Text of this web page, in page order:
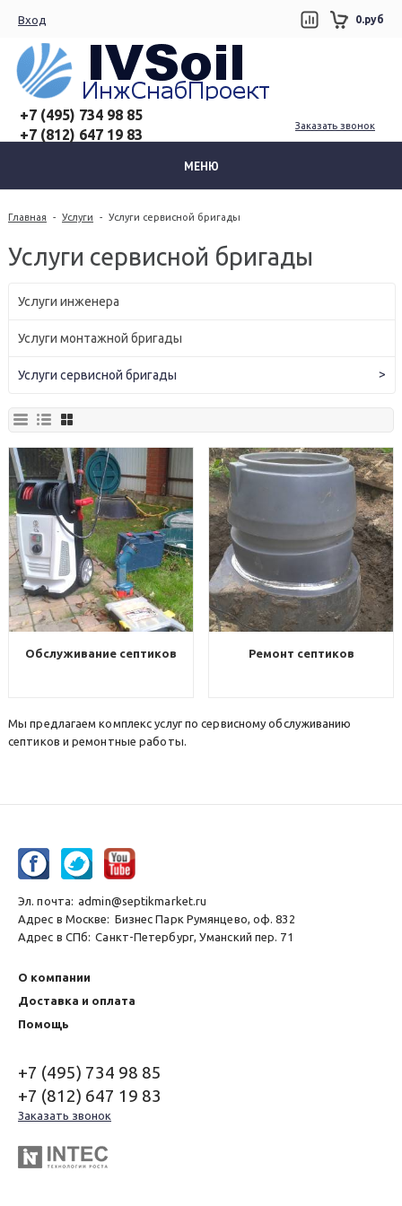
Вход 0.руб
+7 (495) 734 98 85
+7 (812) 647 19 83
Заказать звонок
МЕНЮ
Главная - Услуги - Услуги сервисной бригады
Услуги сервисной бригады
Услуги инженера
Услуги монтажной бригады
Услуги сервисной бригады >
Обслуживание септиков Ремонт септиков
Мы предлагаем комплекс услуг по сервисному обслуживанию
септиков и ремонтные работы.
Эл. почта: admin@septikmarket.ru
Адрес в Москве: Бизнес Парк Румянцево, оф. 832
Адрес в СПб: Санкт-Петербург, Уманский пер. 71
О компании
Доставка и оплата
Помощь
+7 (495) 734 98 85
+7 (812) 647 19 83
Заказать звонок